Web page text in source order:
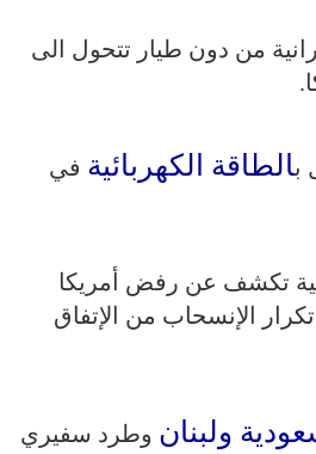
من دون طيار تتحول الى
بالطاقة الكهربائية في
تكشف عن رفض أمريكا
الإنسحاب من الإتفاق
ولبنان وطرد سفيري